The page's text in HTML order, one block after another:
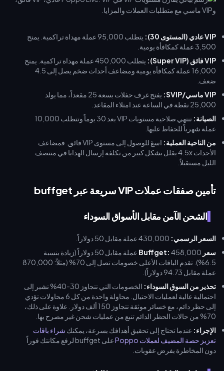
VIP عادي (المستوى 30):
يتطلب 95,000 عملة مهداة تراكمية. يمنح
3,500 عملة كمكافأة يومية.
VIP فائق (Super VIP):
يتطلب 450,000 عملة مهداة تراكمية. يمنح
16,000 عملة كمكافأة يومية ومضاعف أحداث ضخم يصل إلى 4.5
ضعف.
VIP ماسي/SVIP:
يفتح غرف حفلات بسعة 25 مقعداً، مما يولد
25,000 نقطة في الساعة عند امتلاء المقاعد.
الصيانة:
تنتهي صلاحية مستويات VIP بعد 30 يوماً وتتطلب 10,000
عملة شهرياً للحفاظ عليها.
من الناحية العملية:
اسعَ للوصول إلى مستوى VIP فائق. فمضاعف
الأحداث 4.5x يقلل بشكل كبير من تكلفة إرسال الهدايا في منتصف
الليل مستقبلاً.
تأمين صفقات عملات VIP سريعة عبر buffget
الشحن الآمن مقابل الأسواق السوداء
السعر الرسمي:
سعر Buffget:
458,000 عملة مقابل 50 دولاراً (زيادة بنسبة
6.5%). تقدم الباقات الأعلى خصومات تصل إلى 70% (مثلاً: 870,000
عملة مقابل 94.73 دولاراً).
تحذير من السوق السوداء:
الخصومات التي تتجاوز 30-40% تشير إلى
احتمالية عالية لعمليات الاحتيال. محاولة واحدة من كل 6 محاولات تؤدي
إلى حظر دائم، مع خسائر موثقة تتجاوز 150 ألف دولار. علاوة على ذلك،
70% من حالات الحظر الدائم تنبع من عمليات شحن غير مصرح بها.
الإجراء: عندما تحتاج إلى تحقيق أهدافك بسرعة، يمكنك شراء باقات
تعزيز حصة المضيف لعملات Poppo
على buffget لرفع مكانتك فوراً
دون المخاطرة بفرض عقوبات.